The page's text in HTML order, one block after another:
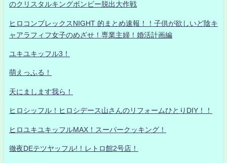
のクリスタルキングボンビー脱出大作戦
ヒロコンプレックスNIGHT 的まとめ速報！！子供が欲しいど陰キ
ャアラフィフ女子のめざせ！専業主婦！婚活計画編
ユキユキッフル3！
萌えっふる！
天にまします我ら！
ヒロシッフル！ヒロシデース山さんのリフォームひとりDIY！！
ヒロユキユキッフルMAX！スーパークッキング！
徹夜DEテツヤッフル!！レトロ館2号店！